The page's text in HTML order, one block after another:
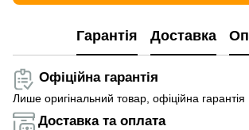
Гарантія Доставка
Офіційна гарантія
Лише оригінальний товар, офіційна гарантія
Доставка та оплата